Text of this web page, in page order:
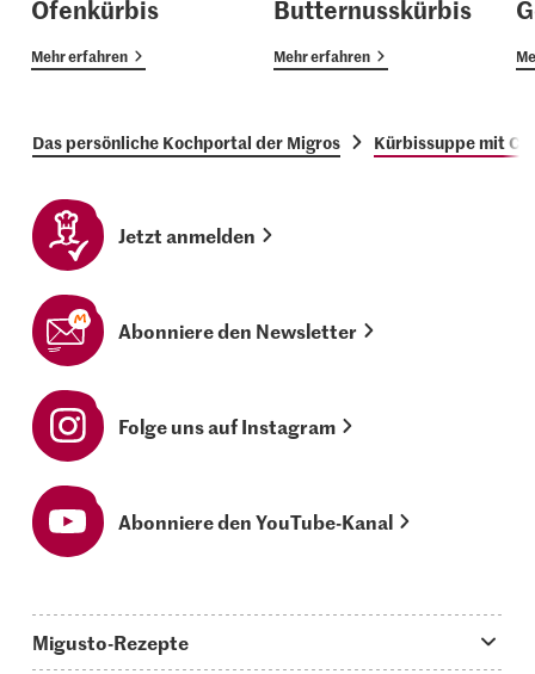
Ofenkürbis
Mehr erfahren
Butternusskürbis
Mehr erfahren
Das persönliche Kochportal der Migros Kürbissuppe mit
Jetzt anmelden
Abonniere den Newsletter
Folge uns auf Instagram
Abonniere den YouTube-Kanal
Migusto-Rezepte